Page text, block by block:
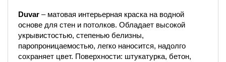
Duvar – матовая интерьерная краска на водной
основе для стен и потолков. Обладает высокой
укрывистостью, степенью белизны,
паропроницаемостью, легко наносится, надолго
сохраняет цвет. Поверхности: штукатурка, бетон,